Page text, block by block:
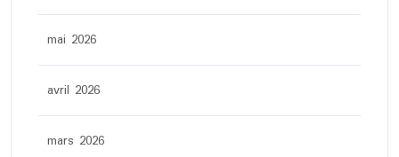
mai 2026
avril 2026
mars 2026